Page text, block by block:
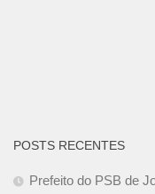
POSTS RECENTES
Prefeito do PSB de